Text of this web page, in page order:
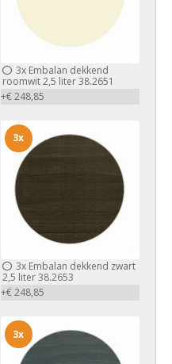
3xEmbalan dekkend
roomwit 2,5 liter 38.2651
+€ 248,85
3xEmbalan dekkend zwart
2,5 liter 38.2653
+€ 248,85
3x
3x